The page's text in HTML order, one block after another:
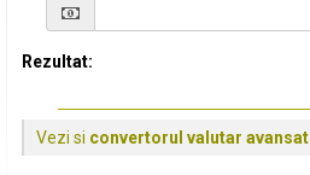
Rezultat:
Vezi si convertorul valutar avansat